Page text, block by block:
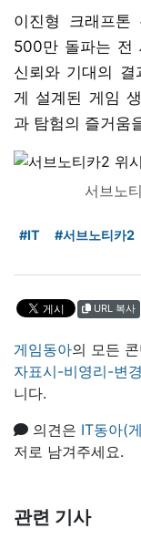
이진형 크래프톤
500만 돌파는 전
신뢰와 기대의 결
게 설계된 게임
과 탐험의 즐거움
서브노
#IT #서브노티카2
URL 복사
게임동아의 모든
자표시-비영리-변
니다.
의견은 IT동아(
저로 남겨주세요.
관련 기사